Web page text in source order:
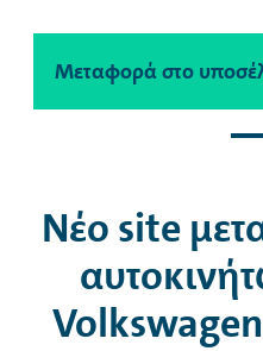
Μεταφορά στο
Μεταφορά στο
Νέο site
Volkswagen